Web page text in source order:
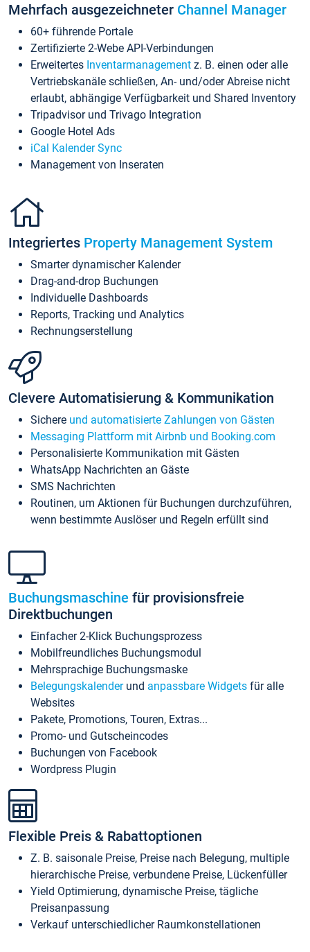
Mehrfach ausgezeichneter Channel Manager
60+ führende Portale
Zertifizierte 2-Webe API-Verbindungen
Erweitertes Inventarmanagement z. B. einen oder alle
Vertriebskanäle schließen, An- und/oder Abreise nicht
erlaubt, abhängige Verfügbarkeit und Shared Inventory
Tripadvisor und Trivago Integration
Google Hotel Ads
iCal Kalender Sync
Management von Inseraten
Integriertes Property Management System
Smarter dynamischer Kalender
Drag-and-drop Buchungen
Individuelle Dashboards
Reports, Tracking und Analytics
Rechnungserstellung
Clevere Automatisierung & Kommunikation
Sichere und automatisierte Zahlungen von Gästen
Messaging Plattform mit Airbnb und Booking.com
Personalisierte Kommunikation mit Gästen
WhatsApp Nachrichten an Gäste
SMS Nachrichten
Routinen, um Aktionen für Buchungen durchzuführen,
wenn bestimmte Auslöser und Regeln erfüllt sind
Buchungsmaschine für provisionsfreie
Direktbuchungen
Einfacher 2-Klick Buchungsprozess
Mobilfreundliches Buchungsmodul
Mehrsprachige Buchungsmaske
Belegungskalenderund anpassbare Widgets für alle
Websites
Pakete, Promotions, Touren, Extras...
Promo- und Gutscheincodes
Buchungen von Facebook
Wordpress Plugin
Flexible Preis & Rabattoptionen
Z. B. saisonale Preise, Preise nach Belegung, multiple
hierarchische Preise, verbundene Preise, Lückenfüller
Yield Optimierung, dynamische Preise, tägliche
Preisanpassung
Verkauf unterschiedlicher Raumkonstellationen